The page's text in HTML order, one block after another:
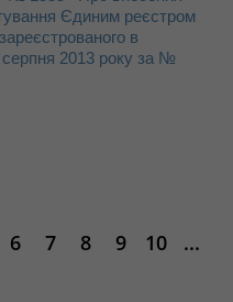
Єдиним реєстром
в
серпня 2013 року за №
6 7 8 9 10
...